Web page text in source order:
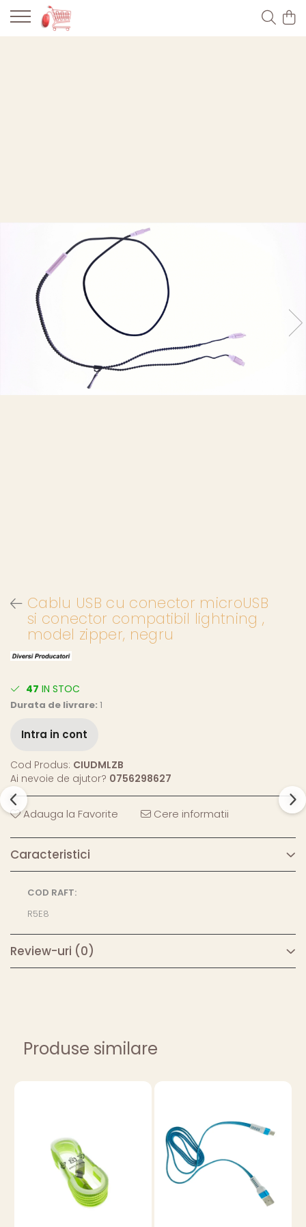
Cablu USB cu conector microUSB
si conector compatibil lightning ,
model zipper, negru
47 IN STOC
Durata de livrare: 1
Intra in cont
Cod Produs: CIUDMLZB
Ai nevoie de ajutor? 0756298627
Adauga la Favorite Cere informatii
Caracteristici
COD RAFT:
R5E8
Review-uri (0)
Produse similare